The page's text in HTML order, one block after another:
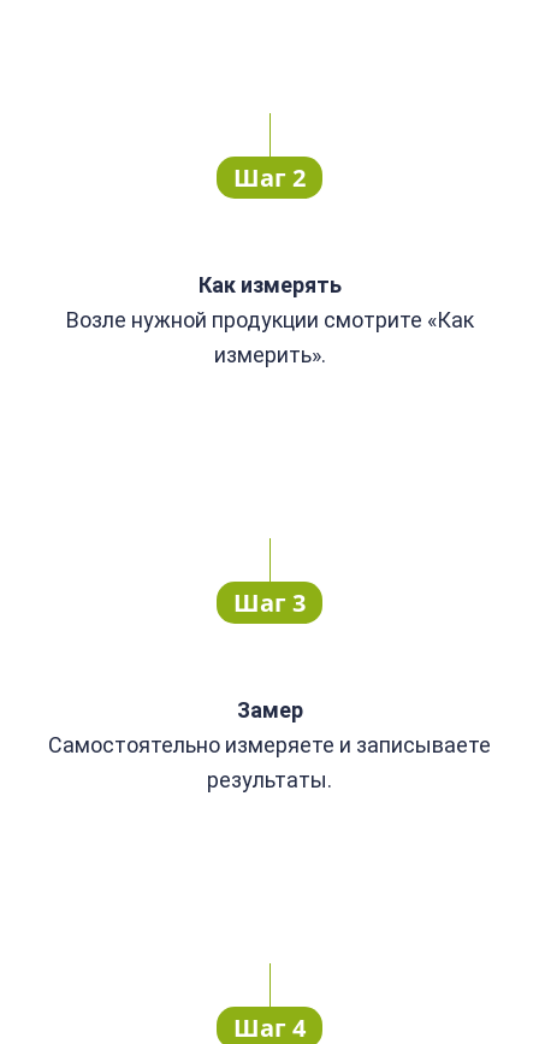
Шаг 2
Как измерять
Возле нужной продукции смотрите «Как
измерить».
Шаг 3
Замер
Самостоятельно измеряете и записываете
результаты.
Шаг 4